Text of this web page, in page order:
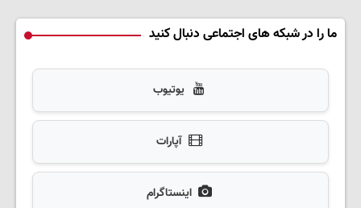
ما را در شبکه های اجتماعی دنبال کنید
یوتیوب
آپارات
اینستاگرام